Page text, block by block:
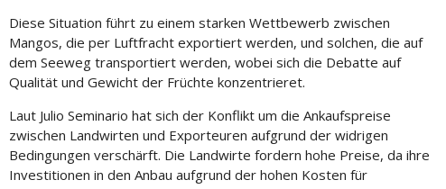
Diese Situation führt zu einem starken Wettbewerb zwischen
Mangos, die per Luftfracht exportiert werden, und solchen, die auf
dem Seeweg transportiert werden, wobei sich die Debatte auf
Qualität und Gewicht der Früchte konzentrieret.
Laut Julio Seminario hat sich der Konflikt um die Ankaufspreise
zwischen Landwirten und Exporteuren aufgrund der widrigen
Bedingungen verschärft. Die Landwirte fordern hohe Preise, da ihre
Investitionen in den Anbau aufgrund der hohen Kosten für